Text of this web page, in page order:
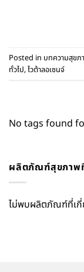
Posted in บทความสุขภ
ทั่วไป,ไวต้าลอเซนจ์
No tags found
ผลิตภัณฑ์สุขภาพ
ไม่พบผลิตภัณฑ์ที่เกี่